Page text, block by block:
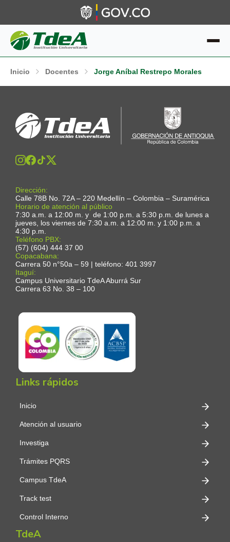
Inicio Docentes Jorge Aníbal Restrepo Morales
Dirección:
Calle 78B No. 72A – 220 Medellín – Colombia – Suramérica
Horario de atención al público
7:30 a.m. a 12:00 m. y de 1:00 p.m. a 5:30 p.m. de lunes a
jueves, los viernes de 7:30 a.m. a 12:00 m. y 1:00 p.m. a
4:30 p.m.
Teléfono PBX:
(57) (604) 444 37 00
Copacabana:
Carrera 50 n°50a – 59 | teléfono: 401 3997
Itaguí:
Campus Universitario TdeA Aburrá Sur
Carrera 63 No. 38 – 100
Links rápidos
Inicio
Atención al usuario
Investiga
Trámites PQRS
Campus TdeA
Track test
Control Interno
TdeA